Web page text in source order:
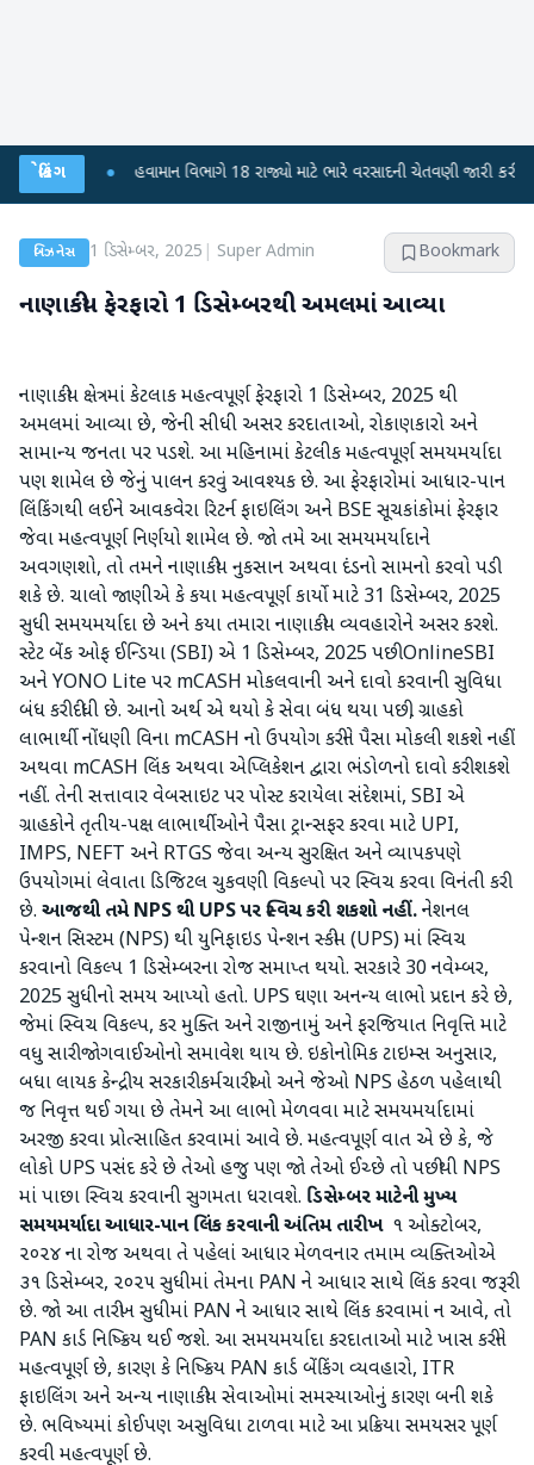
બ્રેકિંગ
● હવામાન વિભાગે 18 રાજ્યો માટે ભારે વરસાદની ચેતવણી જારી કરી ●
બિઝનેસ 1 ડિસેમ્બર, 2025 Super Admin Bookmark
નાણાકીય ફેરફારો 1 ડિસેમ્બરથી અમલમાં આવ્યા
નાણાકીય ક્ષેત્રમાં કેટલાક મહત્વપૂર્ણ ફેરફારો 1 ડિસેમ્બર, 2025 થી
અમલમાં આવ્યા છે, જેની સીધી અસર કરદાતાઓ, રોકાણકારો અને
સામાન્ય જનતા પર પડશે. આ મહિનામાં કેટલીક મહત્વપૂર્ણ સમયમર્યાદા
પણ શામેલ છે જેનું પાલન કરવું આવશ્યક છે. આ ફેરફારોમાં આધાર-પાન
લિંકિંગથી લઈને આવકવેરા રિટર્ન ફાઇલિંગ અને BSE સૂચકાંકોમાં ફેરફાર
જેવા મહત્વપૂર્ણ નિર્ણયો શામેલ છે. જો તમે આ સમયમર્યાદાને
અવગણશો, તો તમને નાણાકીય નુકસાન અથવા દંડનો સામનો કરવો પડી
શકે છે. ચાલો જાણીએ કે કયા મહત્વપૂર્ણ કાર્યો માટે 31 ડિસેમ્બર, 2025
સુધી સમયમર્યાદા છે અને કયા તમારા નાણાકીય વ્યવહારોને અસર કરશે.
સ્ટેટ બેંક ઓફ ઈન્ડિયા (SBI) એ 1 ડિસેમ્બર, 2025 પછી OnlineSBI
અને YONO Lite પર mCASH મોકલવાની અને દાવો કરવાની સુવિધા
બંધ કરી દીધી છે. આનો અર્થ એ થયો કે સેવા બંધ થયા પછી, ગ્રાહકો
લાભાર્થી નોંધણી વિના mCASH નો ઉપયોગ કરીને પૈસા મોકલી શકશે નહીં
અથવા mCASH લિંક અથવા એપ્લિકેશન દ્વારા ભંડોળનો દાવો કરી શકશે
નહીં. તેની સત્તાવાર વેબસાઇટ પર પોસ્ટ કરાયેલા સંદેશમાં, SBI એ
ગ્રાહકોને તૃતીય-પક્ષ લાભાર્થીઓને પૈસા ટ્રાન્સફર કરવા માટે UPI,
IMPS, NEFT અને RTGS જેવા અન્ય સુરક્ષિત અને વ્યાપકપણે
ઉપયોગમાં લેવાતા ડિજિટલ ચુકવણી વિકલ્પો પર સ્વિચ કરવા વિનંતી કરી
છે. આજથી તમે NPS થી UPS પર સ્વિચ કરી શકશો નહીં.નેશનલ
પેન્શન સિસ્ટમ (NPS) થી યુનિફાઇડ પેન્શન સ્કીમ (UPS) માં સ્વિચ
કરવાનો વિકલ્પ 1 ડિસેમ્બરના રોજ સમાપ્ત થયો. સરકારે 30 નવેમ્બર,
2025 સુધીનો સમય આપ્યો હતો. UPS ઘણા અનન્ય લાભો પ્રદાન કરે છે,
જેમાં સ્વિચ વિકલ્પ, કર મુક્તિ અને રાજીનામું અને ફરજિયાત નિવૃત્તિ માટે
વધુ સારી જોગવાઈઓનો સમાવેશ થાય છે. ઇકોનોમિક ટાઇમ્સ અનુસાર,
બધા લાયક કેન્દ્રીય સરકારી કર્મચારીઓ અને જેઓ NPS હેઠળ પહેલાથી
જ નિવૃત્ત થઈ ગયા છે તેમને આ લાભો મેળવવા માટે સમયમર્યાદામાં
અરજી કરવા પ્રોત્સાહિત કરવામાં આવે છે. મહત્વપૂર્ણ વાત એ છે કે, જે
લોકો UPS પસંદ કરે છે તેઓ હજુ પણ જો તેઓ ઈચ્છે તો પછીથી NPS
માં પાછા સ્વિચ કરવાની સુગમતા ધરાવશે. ડિસેમ્બર માટેની મુખ્ય
સમયમર્યાદાઆધાર-પાન લિંક કરવાની અંતિમ તારીખ ૧ ઓક્ટોબર,
૨૦૨૪ ના રોજ અથવા તે પહેલાં આધાર મેળવનાર તમામ વ્યક્તિઓએ
૩૧ ડિસેમ્બર, ૨૦૨૫ સુધીમાં તેમના PAN ને આધાર સાથે લિંક કરવા જરૂરી
છે. જો આ તારીખ સુધીમાં PAN ને આધાર સાથે લિંક કરવામાં ન આવે, તો
PAN કાર્ડ નિષ્ક્રિય થઈ જશે. આ સમયમર્યાદા કરદાતાઓ માટે ખાસ કરીને
મહત્વપૂર્ણ છે, કારણ કે નિષ્ક્રિય PAN કાર્ડ બેંકિંગ વ્યવહારો, ITR
ફાઇલિંગ અને અન્ય નાણાકીય સેવાઓમાં સમસ્યાઓનું કારણ બની શકે
છે. ભવિષ્યમાં કોઈપણ અસુવિધા ટાળવા માટે આ પ્રક્રિયા સમયસર પૂર્ણ
કરવી મહત્વપૂર્ણ છે.